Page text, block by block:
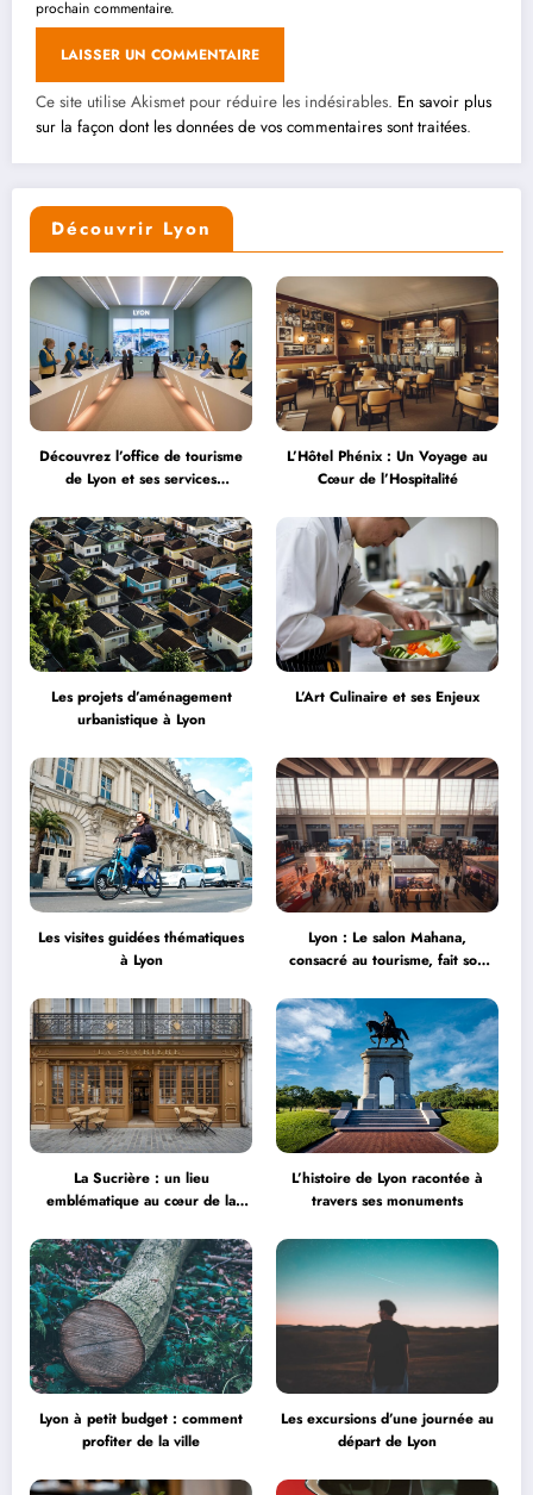
prochain commentaire.
Ce site utilise Akismet pour réduire les indésirables. En savoir plus
sur la façon dont les données de vos commentaires sont traitées.
Découvrir Lyon
Découvrez l’office de tourisme
de Lyon et ses services
L’Hôtel Phénix : Un Voyage au
Cœur de l’Hospitalité
Les projets d’aménagement
urbanistique à Lyon
L’Art Culinaire et ses Enjeux
Les visites guidées thématiques
à Lyon
Lyon : Le salon Mahana,
consacré au tourisme, fait son
Garnier
La Sucrière : un lieu
emblématique au cœur de la
L’histoire de Lyon racontée à
travers ses monuments
Lyon à petit budget : comment
profiter de la ville
Les excursions d’une journée au
départ de Lyon